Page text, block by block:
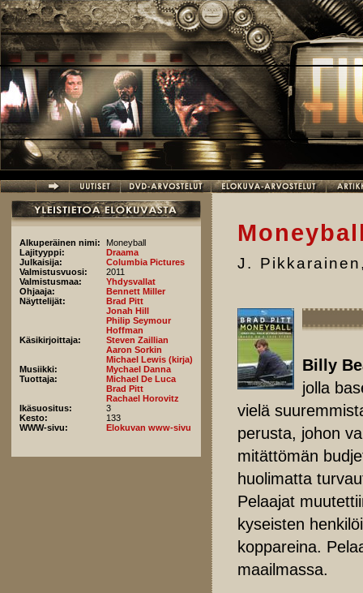
Hyppää pääsisältöön
Alkuperäinen nimi:
Moneyball
Lajityyppi:
Draama
Julkaisija:
Columbia Pictures
Valmistusvuosi:
2011
Valmistusmaa:
Yhdysvallat
Ohjaaja:
Bennett Miller
Näyttelijät:
Brad Pitt
Jonah Hill
Philip Seymour
Hoffman
Käsikirjoittaja:
Steven Zaillian
Aaron Sorkin
Michael Lewis (kirja)
Musiikki:
Mychael Danna
Tuottaja:
Michael De Luca
Brad Pitt
Rachael Horovitz
Ikäsuositus:
3
Kesto:
133
WWW-sivu:
Elokuvan www-sivu
J. Pikkarainen
Billy
jolla
vielä
perusta, johon
mitättömän
huolimatta
Pelaajat
kyseisten
koppareina.
maailmassa.